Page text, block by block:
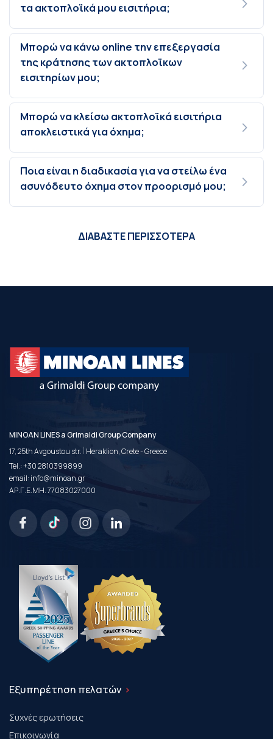
τα ακτοπλοϊκά μου εισιτήρια;
Μπορώ να κάνω online την επεξεργασία
της κράτησης των ακτοπλοϊκων
εισιτηρίων μου;
Μπορώ να κλείσω ακτοπλοϊκά εισιτήρια
αποκλειστικά για όχημα;
Ποια είναι η διαδικασία για να στείλω ένα
ασυνόδευτο όχημα στον προορισμό μου;
ΔΙΑΒΑΣΤΕ ΠΕΡΙΣΣΟΤΕΡΑ
MINOAN LINES a Grimaldi Group Company
17, 25th Avgoustou str. | Heraklion, Crete - Greece
Tel.:+30 2810399899
email:info@minoan.gr
ΑΡ.Γ.Ε.ΜΗ. 77083027000
Εξυπηρέτηση πελατών
Συχνές ερωτήσεις
Επικοινωνία